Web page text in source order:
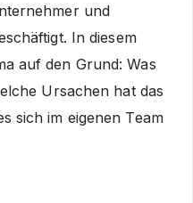
und
In diesem
auf den Grund: Was
Ursachen hat das
sich im eigenen Team